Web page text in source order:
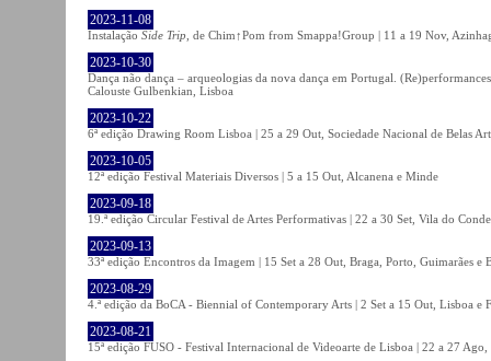
2023-11-08
Instalação Side Trip , de Chim↑Pom from Smappa!Group | 11 a 19 Nov,
2023-10-30
Dança não dança – arqueologias da nova dança em Portugal.
Calouste Gulbenkian, Lisboa
2023-10-22
6ª edição Drawing Room Lisboa | 25 a 29 Out, Sociedade Nacional de Belas
2023-10-05
12ª edição Festival Materiais Diversos | 5 a 15 Out, Alcanena e Minde
2023-09-18
19.ª edição Circular Festival de Artes Performativas | 22 a 30 Set, Vila do Conde
2023-09-13
33ª edição Encontros da Imagem | 15 Set a 28 Out, Braga, Porto, Guimarães e
2023-08-29
4.ª edição da BoCA - Biennial of Contemporary Arts | 2 Set a 15 Out, Lisboa e
2023-08-21
15ª edição FUSO - Festival Internacional de Videoarte de Lisboa | 22 a 27